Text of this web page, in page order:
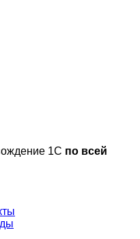
1С по всей